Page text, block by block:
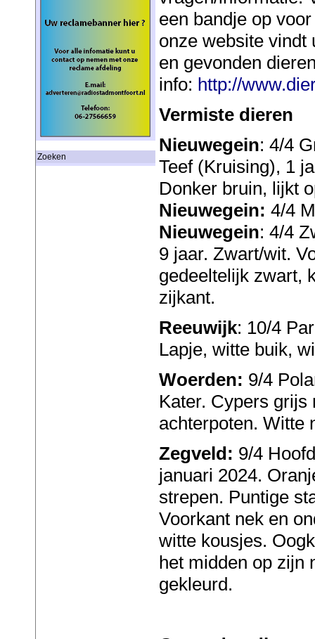
Zoeken
een bandje op
onze website vindt
en gevonden
info: http://
Vermiste dieren
Nieuwegein: 4/4
Teef (Kruising), 1
Donker bruin, lijkt
Nieuwegein: 4/4
Nieuwegein: 4/4
9 jaar. Zwart/wit.
gedeeltelijk zwart,
zijkant.
Reeuwijk: 10/4
Lapje, witte buik,
Woerden: 9/4
Kater. Cypers grijs
achterpoten. Witte
Zegveld: 9/4
januari 2024.
strepen. Puntige
Voorkant nek en
witte kousjes.
het midden op zijn
gekleurd.